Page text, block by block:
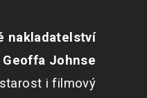
nakladatelství
Geoffa Johnse
i filmový